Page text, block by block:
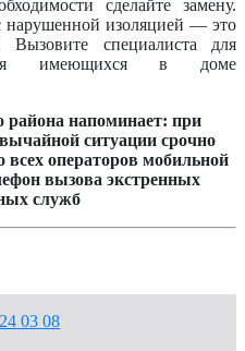
сделайте замену.
нарушенной изоляцией — это
специалиста для
имеющихся в доме
напоминает: при
ситуации срочно
всех операторов мобильной
вызова экстренных
служб